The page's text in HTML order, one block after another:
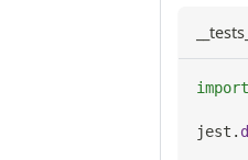
import
jest .